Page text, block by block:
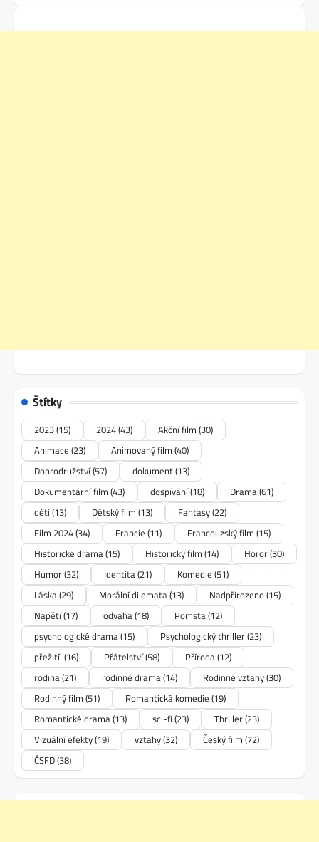
Štítky
2023(15) 2024(43) Akční film (30)
Animace (23) Animovaný film (40)
Dobrodružství(57) dokument(13)
Dokumentární film (43) dospívání(18) Drama(61)
děti (13) Dětský film (13) Fantasy(22)
Film 2024(34) Francie (11) Francouzský film (15)
Historické drama(15) Historický film (14) Horor(30)
Humor(32) Identita(21) Komedie (51)
Láska(29) Morální dilemata(13) Nadpřirozeno(15)
Napětí(17) odvaha(18) Pomsta(12)
psychologické drama(15) Psychologický thriller(23)
přežití. (16) Přátelství(58) Příroda(12)
rodina(21) rodinné drama(14) Rodinné vztahy(30)
Rodinný film (51) Romantická komedie (19)
Romantické drama(13) sci-fi (23) Thriller(23)
Vizuální efekty(19) vztahy(32) Český film (72)
ČSFD(38)